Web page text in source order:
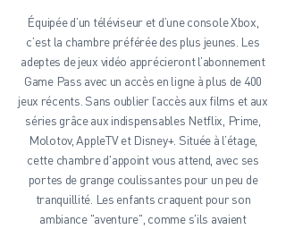
Équipée d’un téléviseur et d’une console Xbox,
c’est la chambre préférée des plus jeunes. Les
adeptes de jeux vidéo apprécieront l’abonnement
Game Pass avec un accès en ligne à plus de 400
jeux récents. Sans oublier l’accès aux films et aux
séries grâce aux indispensables Netflix, Prime,
Molotov, AppleTV et Disney+. Située à l’étage,
cette chambre d'appoint vous attend, avec ses
portes de grange coulissantes pour un peu de
tranquillité. Les enfants craquent pour son
ambiance "aventure", comme s'ils avaient